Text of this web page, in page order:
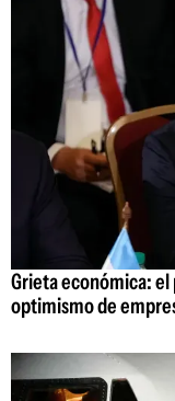
Grieta económica:
optimismo de